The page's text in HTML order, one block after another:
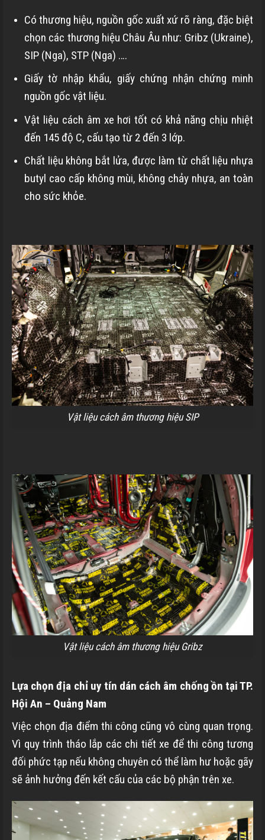
Có thương hiệu, nguồn gốc xuất xứ rõ ràng, đặc biệt
chọn các thương hiệu Châu Âu như: Gribz (Ukraine),
SIP (Nga), STP (Nga) ….
Giấy tờ nhập khẩu, giấy chứng nhận chứng minh
nguồn gốc vật liệu.
Vật liệu cách âm xe hơi tốt có khả năng chịu nhiệt
đến 145 độ C, cấu tạo từ 2 đến 3 lớp.
Chất liệu không bắt lửa, được làm từ chất liệu nhựa
butyl cao cấp không mùi, không chảy nhựa, an toàn
cho sức khỏe.
Vật liệu cách âm thương hiệu SIP
Vật liệu cách âm thương hiệu Gribz
Lựa chọn địa chỉ uy tín dán cách âm chống ồn tại TP.
Hội An – Quảng Nam
Việc chọn địa điểm thi công cũng vô cùng quan trọng.
Vì quy trình tháo lắp các chi tiết xe để thi công tương
đối phức tạp nếu không chuyên có thể làm hư hoặc gãy
sẽ ảnh hưởng đến kết cấu của các bộ phận trên xe.